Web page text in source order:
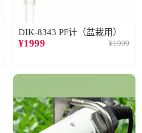
DIK-8343 PF计（盆栽用）
¥1999 ¥1999